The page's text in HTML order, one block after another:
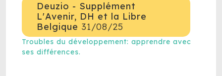
Deuzio - Supplément
L'Avenir, DH et la Libre
Belgique 31/08/25
Troubles du développement: apprendre avec
ses différences.